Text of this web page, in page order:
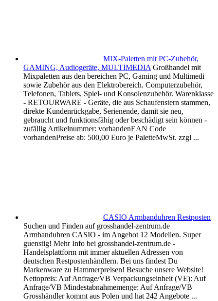
MIX-Paletten mit PC-Zubehör,
GAMING, Audiogeräte, MULTIMEDIA Großhandel mit
Mixpaletten aus den bereichen PC, Gaming und Multimedi
sowie Zubehör aus den Elektrobereich. Computerzubehör,
Telefonen, Tablets, Spiel- und Konsolenzubehör. Warenklasse
- RETOURWARE - Geräte, die aus Schaufenstern stammen,
direkte Kundenrückgabe, Serienende, damit sie neu,
gebraucht und funktionsfähig oder beschädigt sein können -
zufällig Artikelnummer: vorhandenEAN Code
vorhandenPreise ab: 500,00 Euro je PaletteMwSt. zzgl ...
CASIO Armbanduhren Restposten
Suchen und Finden auf grosshandel-zentrum.de
Armbanduhren CASIO - im Angebot 12 Modellen. Super
guenstig! Mehr Info bei grosshandel-zentrum.de -
Handelsplattform mit immer aktuellen Adressen von
deutschen Restpostenhändlern. Bei uns findest Du
Markenware zu Hammerpreisen! Besuche unsere Website!
Nettopreis: Auf Anfrage/VB Verpackungseinheit (VE): Auf
Anfrage/VB Mindestabnahmemenge: Auf Anfrage/VB
Grosshändler kommt aus Polen und hat 242 Angebote ...